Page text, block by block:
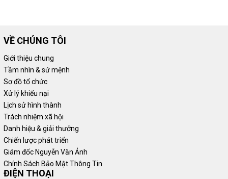
VỀ CHÚNG TÔI
Giới thiệu chung
Tầm nhìn & sứ mệnh
Sơ đồ tổ chức
Xử lý khiếu nại
Lịch sử hình thành
Trách nhiệm xã hội
Danh hiệu & giải thưởng
Chiến lược phát triển
Giám đốc Nguyễn Văn Ảnh
Chính Sách Bảo Mật Thông Tin
ĐIỆN THOẠI